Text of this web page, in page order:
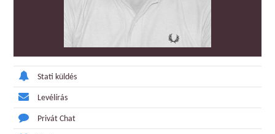
Stati küldés
Levélírás
Privát Chat